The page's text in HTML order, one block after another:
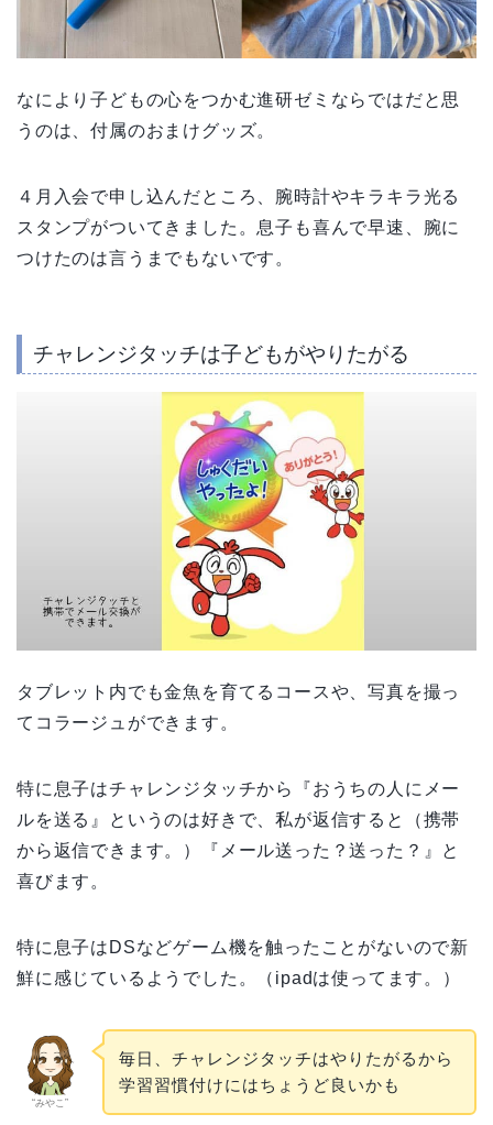
なにより子どもの心をつかむ進研ゼミならではだと思
うのは、付属のおまけグッズ。
４月入会で申し込んだところ、腕時計やキラキラ光る
スタンプがついてきました。息子も喜んで早速、腕に
つけたのは言うまでもないです。
チャレンジタッチは子どもがやりたがる
タブレット内でも金魚を育てるコースや、写真を撮っ
てコラージュができます。
特に息子はチャレンジタッチから『おうちの人にメー
ルを送る』というのは好きで、私が返信すると（携帯
から返信できます。）『メール送った？送った？』と
喜びます。
特に息子はDSなどゲーム機を触ったことがないので新
鮮に感じているようでした。（ipadは使ってます。）
“みやこ”
毎日、チャレンジタッチはやりたがるから
学習習慣付けにはちょうど良いかも